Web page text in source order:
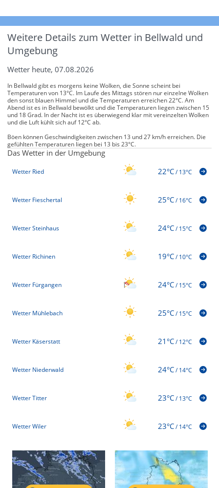
Weitere Details zum Wetter in Bellwald und
Umgebung
Wetter heute, 07.08.2026
In Bellwald gibt es morgens keine Wolken, die Sonne scheint bei
Temperaturen von 13°C. Im Laufe des Mittags stören nur einzelne Wolken
den sonst blauen Himmel und die Temperaturen erreichen 22°C. Am
Abend ist es in Bellwald bewölkt und die Temperaturen liegen zwischen 15
und 18 Grad. In der Nacht ist es überwiegend klar mit vereinzelten Wolken
und die Luft kühlt sich auf 12°C ab.
Böen können Geschwindigkeiten zwischen 13 und 27 km/h erreichen. Die
gefühlten Temperaturen liegen bei 13 bis 23°C.
Das Wetter in der Umgebung
Wetter Ried 22°C/13°C
Wetter Fieschertal 25°C/16°C
Wetter Steinhaus 24°C/15°C
Wetter Richinen 19°C/10°C
Wetter Fürgangen 24°C/15°C
Wetter Mühlebach 25°C/15°C
Wetter Käserstatt 21°C/12°C
Wetter Niederwald 24°C/14°C
Wetter Titter 23°C/13°C
Wetter Wiler 23°C/14°C